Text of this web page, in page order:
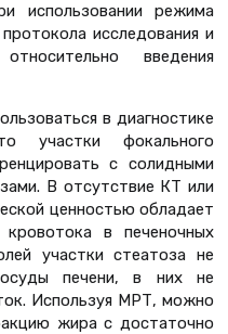
использовании режима
исследования и
введения
в диагностике
участки фокального
с солидными
В отсутствие КТ или
ценностью обладает
кровотока в печеночных
участки стеатоза не
печени, в них не
Используя МРТ, можно
жира с достаточно